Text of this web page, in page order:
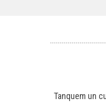
Tanquem un